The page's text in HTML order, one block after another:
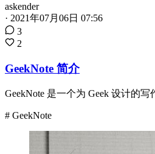
askender
· 2021年07月06日 07:56
3
2
GeekNote 简介
GeekNote 是一个为 Geek 设计的写
# GeekNote